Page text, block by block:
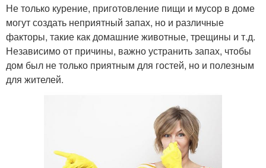
Не только курение, приготовление пищи и мусор в доме
могут создать неприятный запах, но и различные
факторы, такие как домашние животные, трещины и т.д.
Независимо от причины, важно устранить запах, чтобы
дом был не только приятным для гостей, но и полезным
для жителей.